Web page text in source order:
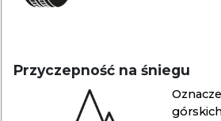
Przyczepność na śniegu